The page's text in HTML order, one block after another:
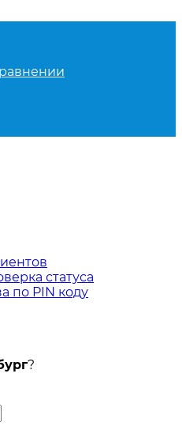
статуса
по PIN коду
?